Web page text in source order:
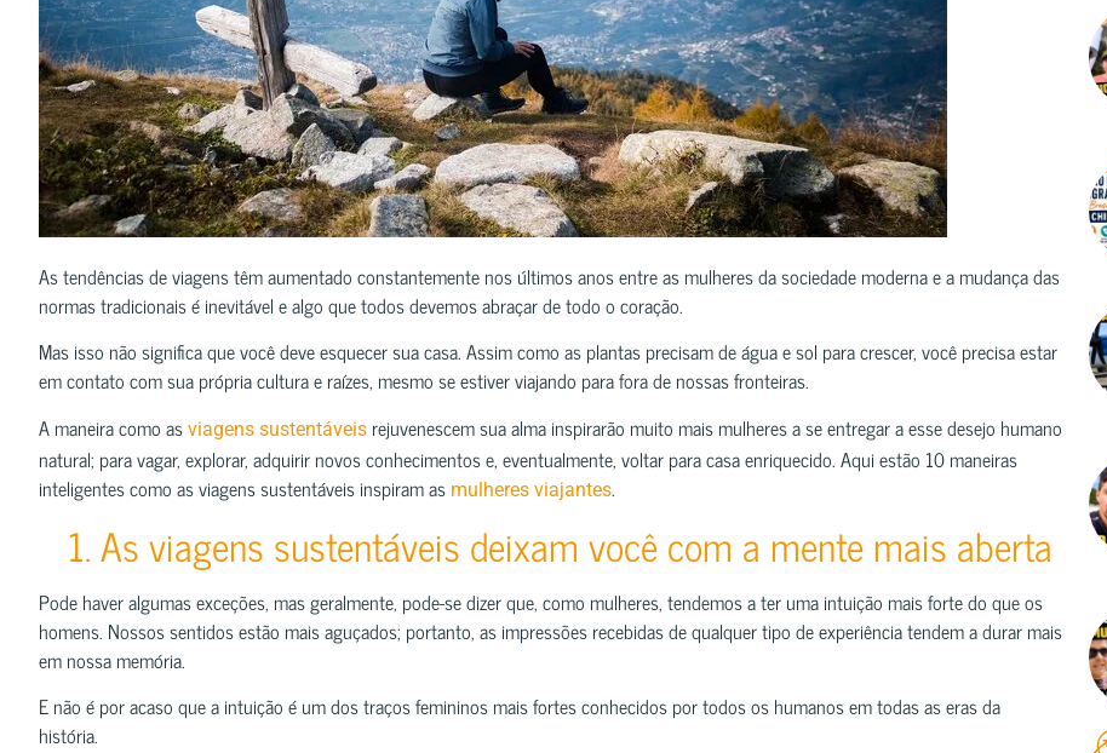
As tendências de viagens têm aumentado constantemente nos últimos anos entre as mulheres da sociedade moderna e a mudança das
normas tradicionais é inevitável e algo que todos devemos abraçar de todo o coração.
Mas isso não significa que você deve esquecer sua casa. Assim como as plantas precisam de água e sol para crescer, você precisa estar
em contato com sua própria cultura e raízes, mesmo se estiver viajando para fora de nossas fronteiras.
A maneira como as viagens sustentáveis ​​rejuvenescem sua alma inspirarão muito mais mulheres a se entregar a esse desejo humano
natural; para vagar, explorar, adquirir novos conhecimentos e, eventualmente, voltar para casa enriquecido. Aqui estão 10 maneiras
inteligentes como as viagens sustentáveis ​​inspiram as mulheres viajantes.
1. As viagens sustentáveis ​​deixam você com a mente mais aberta
Pode haver algumas exceções, mas geralmente, pode-se dizer que, como mulheres, tendemos a ter uma intuição mais forte do que os
homens. Nossos sentidos estão mais aguçados; portanto, as impressões recebidas de qualquer tipo de experiência tendem a durar mais
em nossa memória.
E não é por acaso que a intuição é um dos traços femininos mais fortes conhecidos por todos os humanos em todas as eras da
história.